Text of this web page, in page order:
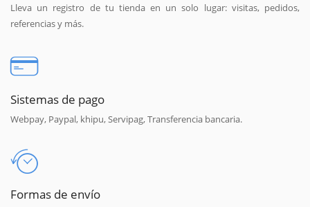
Lleva un registro de tu tienda en un solo lugar: visitas, pedidos,
referencias y más.
Sistemas de pago
Webpay, Paypal, khipu, Servipag, Transferencia bancaria.
Formas de envío